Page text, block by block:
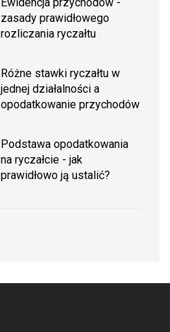
zasady prawidłowego
rozliczania ryczałtu
Różne stawki ryczałtu w
jednej działalności a
opodatkowanie przychodów
Podstawa opodatkowania
na ryczałcie - jak
prawidłowo ją ustalić?